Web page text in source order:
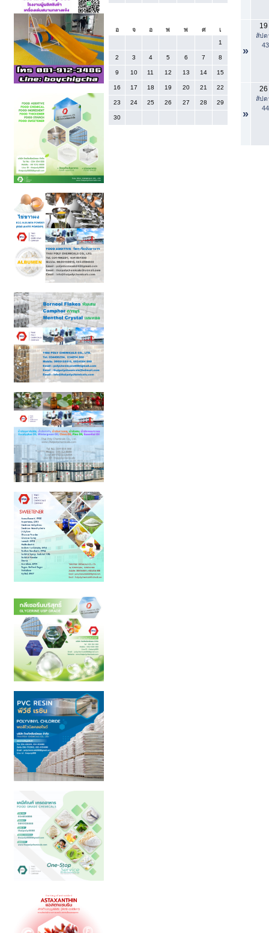
อ จ อ พ พ ศ
เ
1
2 3 4 5 6 7 8
9 10 11 12 13 14 15
16 17 18 19 20 21 22
23 24 25 26 27 28 29
30
»
19
สัปด
43
»
26
สัปด
44